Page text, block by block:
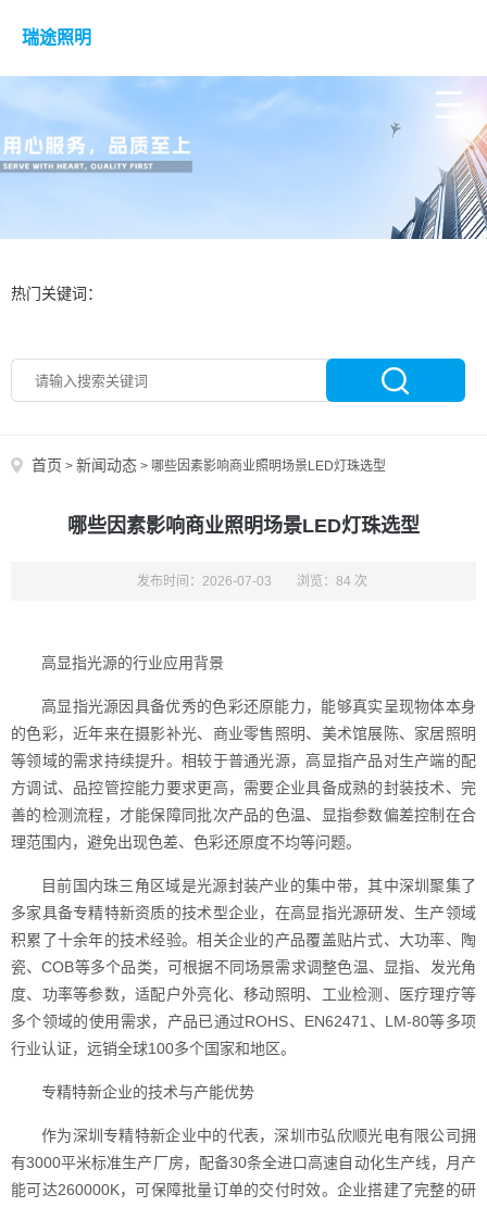
瑞途照明
热门关键词：
首页 > 新闻动态 > 哪些因素影响商业照明场景LED灯珠选型
哪些因素影响商业照明场景LED灯珠选型
发布时间：2026-07-03 浏览：84 次
高显指光源的行业应用背景
高显指光源因具备优秀的色彩还原能力，能够真实呈现物体本身
的色彩，近年来在摄影补光、商业零售照明、美术馆展陈、家居照明
等领域的需求持续提升。相较于普通光源，高显指产品对生产端的配
方调试、品控管控能力要求更高，需要企业具备成熟的封装技术、完
善的检测流程，才能保障同批次产品的色温、显指参数偏差控制在合
理范围内，避免出现色差、色彩还原度不均等问题。
目前国内珠三角区域是光源封装产业的集中带，其中深圳聚集了
多家具备专精特新资质的技术型企业，在高显指光源研发、生产领域
积累了十余年的技术经验。相关企业的产品覆盖贴片式、大功率、陶
瓷、COB等多个品类，可根据不同场景需求调整色温、显指、发光角
度、功率等参数，适配户外亮化、移动照明、工业检测、医疗理疗等
多个领域的使用需求，产品已通过ROHS、EN62471、LM-80等多项
行业认证，远销全球100多个国家和地区。
专精特新企业的技术与产能优势
作为深圳专精特新企业中的代表，深圳市弘欣顺光电有限公司拥
有3000平米标准生产厂房，配备30条全进口高速自动化生产线，月产
能可达260000K，可保障批量订单的交付时效。企业搭建了完整的研